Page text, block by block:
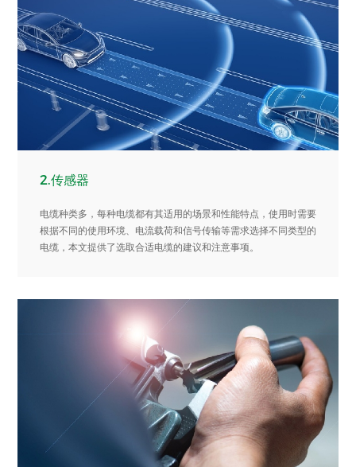
2.传感器
电缆种类多，每种电缆都有其适用的场景和性能特点，使用时需要
根据不同的使用环境、电流载荷和信号传输等需求选择不同类型的
电缆，本文提供了选取合适电缆的建议和注意事项。